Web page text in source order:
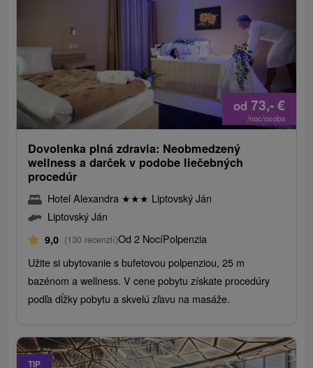
od 73,-€
/noc/osoba
Dovolenka plná zdravia: Neobmedzený
wellness a darček v podobe liečebných
procedúr
Hotel Alexandra ★★★ Liptovský Ján
Liptovský Ján
9,0 (130 recenzií)Od 2 NocíPolpenzia
Užite si ubytovanie s bufetovou polpenziou, 25 m
bazénom a wellness. V cene pobytu získate procedúry
podľa dĺžky pobytu a skvelú zľavu na masáže.
TIP